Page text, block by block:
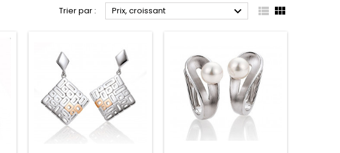
Trier par : Prix, croissant   